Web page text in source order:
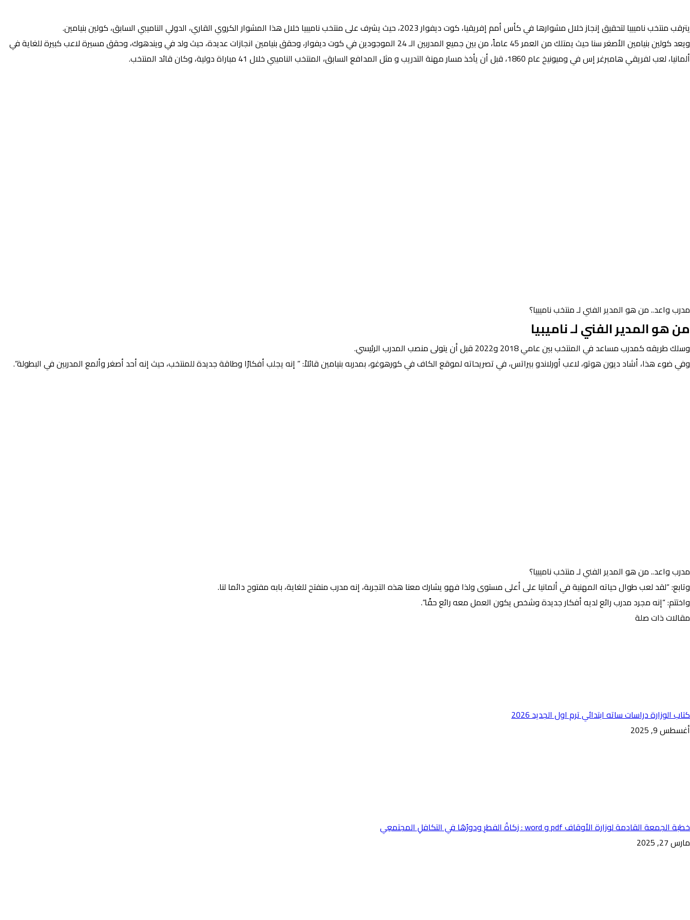
يترقب منتخب ناميبيا لتحقيق إنجاز خلال مشوارها في كأس أمم إفريقيا، كوت ديفوار 2023، حيث يشرف على منتخب ناميبيا خلال هذا المشوار الكروي القاري، الدولي الناميبي السابق، كولين بنيامين.
ويعد كولين بنيامين الأصغر سنا حيث يمتلك من العمر 45 عاماً، من بين جميع المدربين الـ 24 الموجودين في كوت ديفوار، وحقق بنيامين انجازات عديدة، حيث ولد في ويندهوك، وحقق مسيرة لاعب كبيرة للغاية في
ألمانيا، لعب لفريقي هامبرغر إس في وميونيخ عام 1860، قبل أن يأخذ مسار مهنة التدريب و مثل المدافع السابق، المنتخب الناميبي خلال 41 مباراة دولية، وكان قائد المنتخب.
مدرب واعد.. من هو المدير الفني لـ منتخب ناميبيا؟
من هو المدير الفني لـ ناميبيا
وسلك طريقه كمدرب مساعد في المنتخب بين عامي 2018 و2022 قبل أن يتولى منصب المدرب الرئيسي.
وفي ضوء هذا، أشاد ديون هوتو، لاعب أورلاندو بيراتس، في تصريحاته لموقع الكاف في كورهوغو، بمدربه بنيامين قائلاً: ” إنه يجلب أفكارًا وطاقة جديدة للمنتخب، حيث إنه أحد أصغر وألمع المدربين في البطولة”.
مدرب واعد.. من هو المدير الفني لـ منتخب ناميبيا؟
وتابع: “لقد لعب طوال حياته المهنية في ألمانيا على أعلى مستوى ولذا فهو يشارك معنا هذه التجربة، إنه مدرب منفتح للغاية، بابه مفتوح دائما لنا.
واختتم: “إنه مجرد مدرب رائع لديه أفكار جديدة وشخص يكون العمل معه رائع حقًا”.
مقالات ذات صلة
كتاب الوزارة دراسات ساته ابتدائي ترم اول الجديد 2026
أغسطس 9, 2025
خطبة الجمعة القادمة لوزارة الأوقاف pdf و word : زكاةُ الفطرِ ودورُهَا في التكافلِ المجتمعِي
مارس 27, 2025